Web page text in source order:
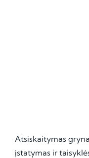
Atsiskaitymas
įstatymas ir